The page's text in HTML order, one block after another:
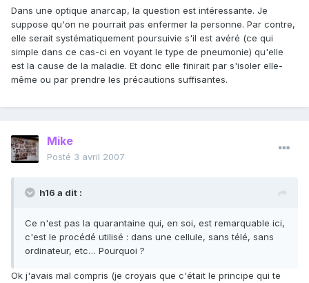
Dans une optique anarcap, la question est intéressante. Je
suppose qu'on ne pourrait pas enfermer la personne. Par contre,
elle serait systématiquement poursuivie s'il est avéré (ce qui
simple dans ce cas-ci en voyant le type de pneumonie) qu'elle
est la cause de la maladie. Et donc elle finirait par s'isoler elle-
même ou par prendre les précautions suffisantes.
Mike
Posté 3 avril 2007
h16 a dit :
Ce n'est pas la quarantaine qui, en soi, est remarquable ici,
c'est le procédé utilisé : dans une cellule, sans télé, sans
ordinateur, etc… Pourquoi ?
Ok j'avais mal compris (je croyais que c'était le principe qui te